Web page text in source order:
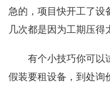
急的，项目快开工了设
几次都是因为工期压得
有个小技巧你可以
假装要租设备，到处询